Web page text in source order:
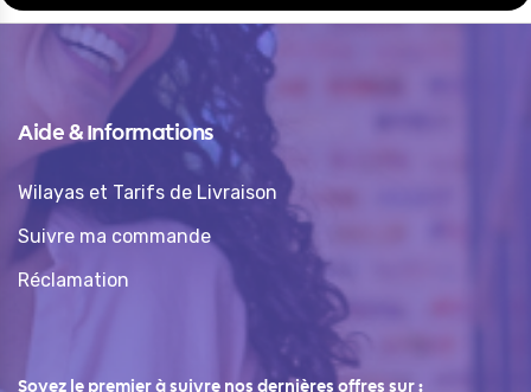
Aide & Informations
Wilayas et Tarifs de Livraison
Suivre ma commande
Réclamation
Soyez le premier à suivre nos dernières offres sur :